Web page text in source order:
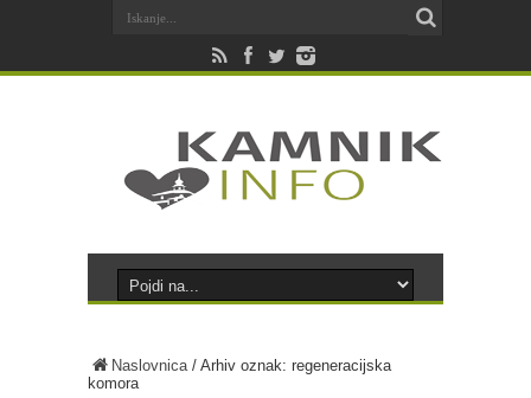
Naslovnica/ Arhiv oznak: regeneracijska
komora